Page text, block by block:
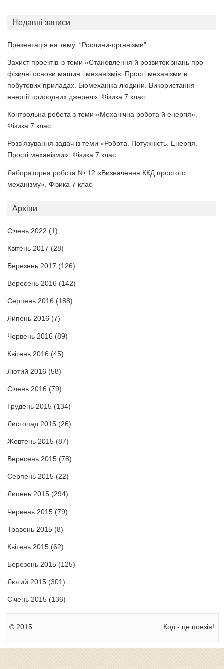
Недавні записи
Презентація на тему: “Рослини-організми”
Захист проектів із теми «Становлення й розвиток знань про
фізичні основи машин і механізмів. Прості механізми в
побутових приладах. Біомеханіка людини. Використання
енергії природних джерел». Фізика 7 клас
Контрольна робота з теми «Механічна робота й енергія».
Фізика 7 клас
Розв’язування задач із теми «Робота. Потужність. Енергія.
Прості механізми». Фізика 7 клас
Лабораторна робота № 12 «Визначення ККД простого
механізму». Фізика 7 клас
Архіви
Січень 2022 (1)
Квітень 2017 (28)
Березень 2017 (126)
Вересень 2016 (142)
Серпень 2016 (188)
Липень 2016 (7)
Червень 2016 (89)
Квітень 2016 (45)
Лютий 2016 (58)
Січень 2016 (79)
Грудень 2015 (134)
Листопад 2015 (26)
Жовтень 2015 (87)
Вересень 2015 (78)
Серпень 2015 (22)
Липень 2015 (294)
Червень 2015 (79)
Травень 2015 (8)
Квітень 2015 (62)
Березень 2015 (125)
Лютий 2015 (301)
Січень 2015 (136)
© 2015 Код - це поезія!